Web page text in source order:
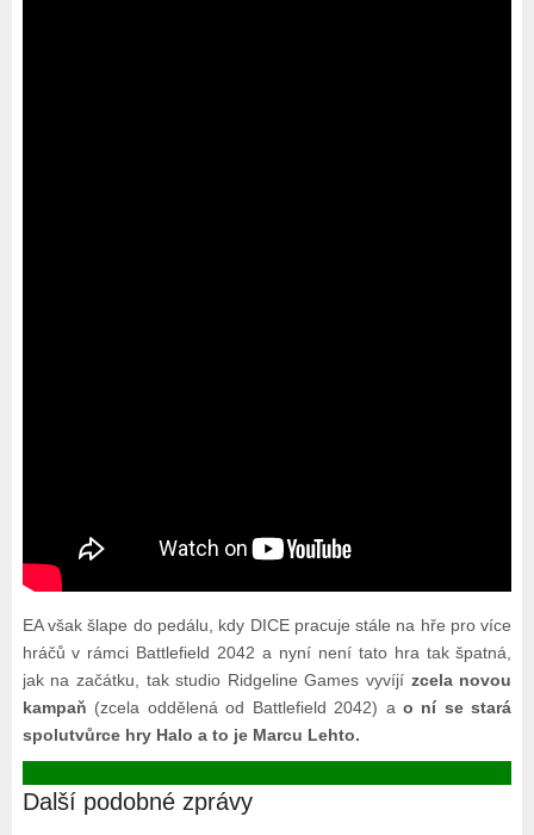
EA však šlape do pedálu, kdy DICE pracuje stále na hře pro více
hráčů v rámci Battlefield 2042 a nyní není tato hra tak špatná,
jak na začátku, tak studio Ridgeline Games vyvíjí zcela novou
kampaň (zcela oddělená od Battlefield 2042) a o ní se stará
spolutvůrce hry Halo a to je Marcu Lehto.
Další podobné zprávy